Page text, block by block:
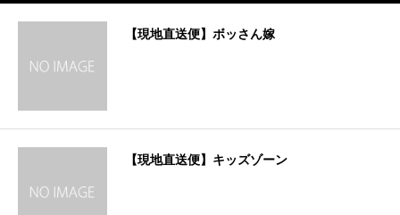
【現地直送便】ボッさん嫁
【現地直送便】キッズゾーン